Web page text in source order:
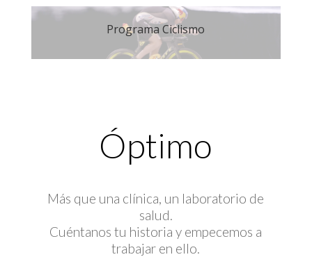
Programa Ciclismo
Óptimo
Más que una clínica, un laboratorio de
salud.
Cuéntanos tu historia y empecemos a
trabajar en ello.